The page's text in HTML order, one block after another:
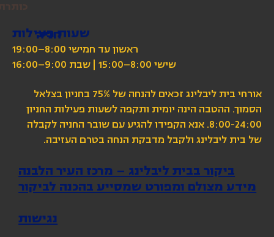
שעות פעילות
ראשון עד חמישי 8:00–19:00
שישי 8:00–15:00 | שבת 9:00–16:00
אורחי בית ליבלינג זכאים להנחה של 75% בחניון בצלאל
הסמוך. ההטבה הינה יומית ותקפה לשעות פעילות החניון
8:00-24:00. אנא הקפידו להגיע עם שובר החניה לקבלה
של בית ליבלינג ולקבל מדבקת הנחה בטרם העזיבה.
ביקור בבית ליבלינג – מרכז העיר הלבנה
מידע מצולם ומפורט שמסייע בהכנה לביקור
נגישות
חניה